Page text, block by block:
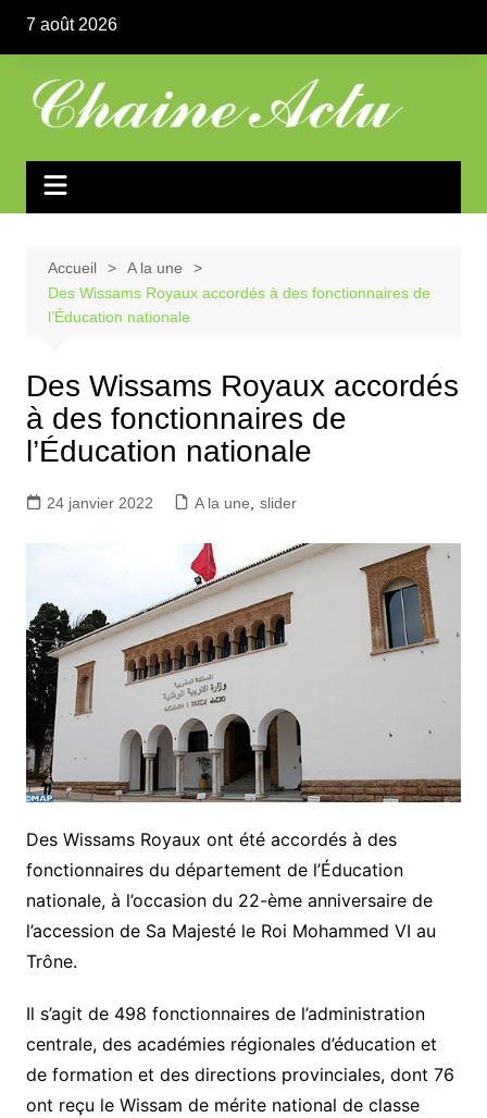
contenu
7 août 2026
Accueil
A la une
Des Wissams Royaux accordés à des fonctionnaires de
l’Éducation nationale
Des Wissams Royaux accordés
à des fonctionnaires de
l’Éducation nationale
24 janvier 2022 A la une slider
Des Wissams Royaux ont été accordés à des
fonctionnaires du département de l’Éducation
nationale, à l’occasion du 22-ème anniversaire de
l’accession de Sa Majesté le Roi Mohammed VI au
Trône.
Il s’agit de 498 fonctionnaires de l’administration
centrale, des académies régionales d’éducation et
de formation et des directions provinciales, dont 76
ont reçu le Wissam de mérite national de classe